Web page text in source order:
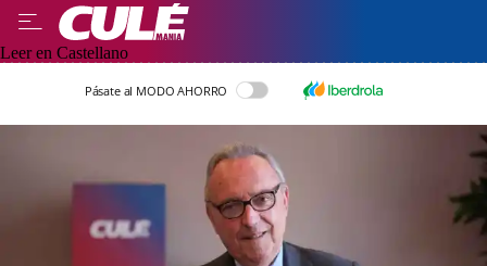
Leer en Castellano
Pásate al MODO AHORRO